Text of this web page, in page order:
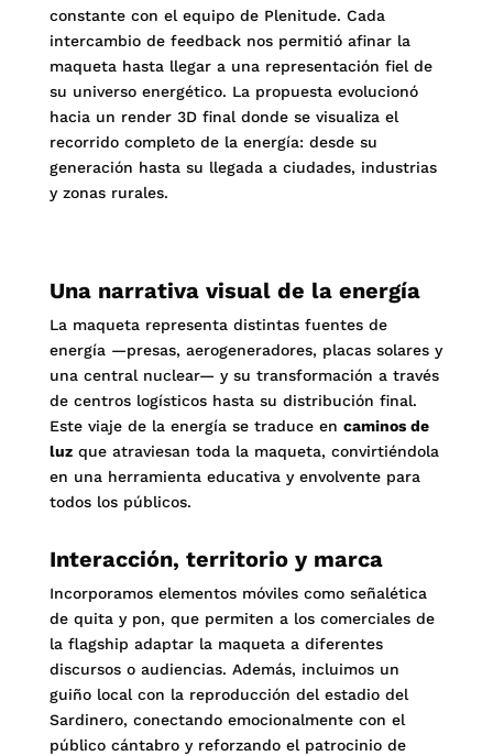
constante con el equipo de Plenitude. Cada
intercambio de feedback nos permitió afinar la
maqueta hasta llegar a una representación fiel de
su universo energético. La propuesta evolucionó
hacia un render 3D final donde se visualiza el
recorrido completo de la energía: desde su
generación hasta su llegada a ciudades, industrias
y zonas rurales.
Una narrativa visual de la energía
La maqueta representa distintas fuentes de
energía —presas, aerogeneradores, placas solares y
una central nuclear— y su transformación a través
de centros logísticos hasta su distribución final.
Este viaje de la energía se traduce en caminos de
luzque atraviesan toda la maqueta, convirtiéndola
en una herramienta educativa y envolvente para
todos los públicos.
Interacción, territorio y marca
Incorporamos elementos móviles como señalética
de quita y pon, que permiten a los comerciales de
la flagship adaptar la maqueta a diferentes
discursos o audiencias. Además, incluimos un
guiño local con la reproducción del estadio del
Sardinero, conectando emocionalmente con el
público cántabro y reforzando el patrocinio de